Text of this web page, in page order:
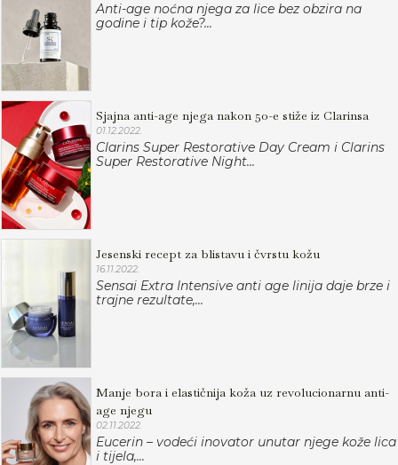
Anti-age noćna njega za lice bez obzira na
godine i tip kože?...
Sjajna anti-age njega nakon 50-e stiže iz Clarinsa
01.12.2022.
Clarins Super Restorative Day Cream i Clarins
Super Restorative Night...
Jesenski recept za blistavu i čvrstu kožu
16.11.2022.
Sensai Extra Intensive anti age linija daje brze i
trajne rezultate,...
Manje bora i elastičnija koža uz revolucionarnu anti-
age njegu
02.11.2022.
Eucerin – vodeći inovator unutar njege kože lica
i tijela,...